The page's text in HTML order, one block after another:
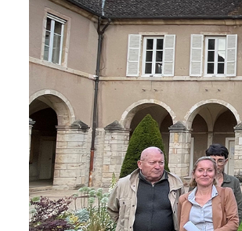
agrandie